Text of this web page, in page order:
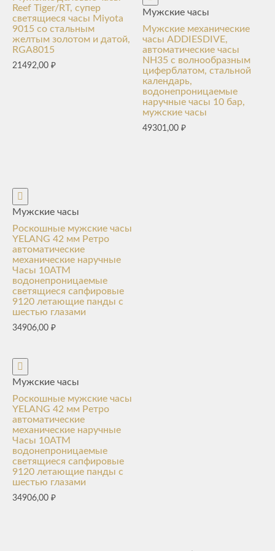
Reef Tiger/RT, супер
светящиеся часы Miyota
9015 со стальным
желтым золотом и датой,
RGA8015
21492,00 ₽
Мужские часы
Мужские механические
часы ADDIESDIVE,
автоматические часы
NH35 с волнообразным
циферблатом, стальной
календарь,
водонепроницаемые
наручные часы 10 бар,
мужские часы
49301,00₽
Мужские часы
Роскошные мужские часы
YELANG 42 мм Ретро
автоматические
механические наручные
Часы 10ATM
водонепроницаемые
светящиеся сапфировые
9120 летающие панды с
шестью глазами
34906,00 ₽
Мужские часы
Роскошные мужские часы
YELANG 42 мм Ретро
автоматические
механические наручные
Часы 10ATM
водонепроницаемые
светящиеся сапфировые
9120 летающие панды с
шестью глазами
34906,00 ₽